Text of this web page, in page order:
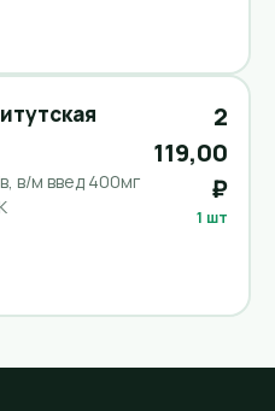
в/м введ 400мг
2
119,00
₽
1 шт